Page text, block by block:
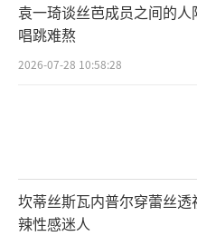
袁一琦谈丝芭成员之间的人
唱跳难熬
2026-07-28 10:58:28
坎蒂丝斯瓦内普尔穿蕾丝透
辣性感迷人